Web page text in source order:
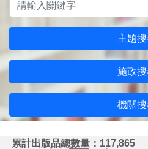
主題
施政
機關
累計出版品總數量：117,865